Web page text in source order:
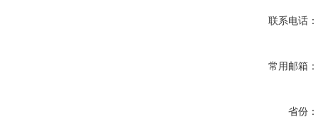
联系电话：
常用邮箱：
省份：